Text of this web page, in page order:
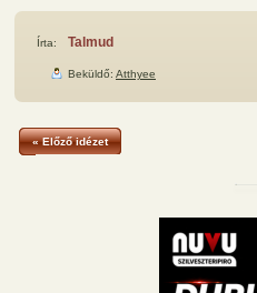
Írta: Talmud
Beküldő: Atthyee
« Előző idézet